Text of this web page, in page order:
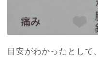
目安がわかったとして、